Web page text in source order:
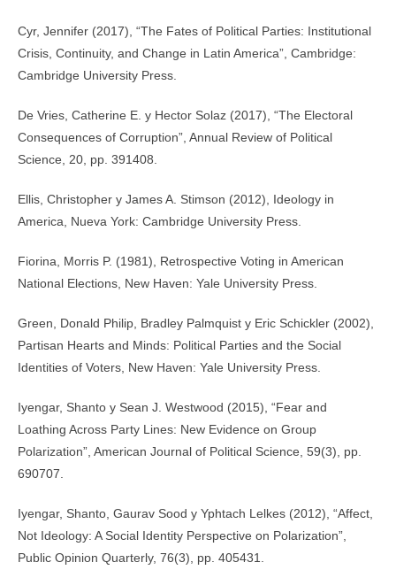
Cyr, Jennifer (2017), “The Fates of Political Parties: Institutional
Crisis, Continuity, and Change in Latin America”, Cambridge:
Cambridge University Press.
De Vries, Catherine E. y Hector Solaz (2017), “The Electoral
Consequences of Corruption”, Annual Review of Political
Science, 20, pp. 391­408.
Ellis, Christopher y James A. Stimson (2012), Ideology in
America, Nueva York: Cambridge University Press.
Fiorina, Morris P. (1981), Retrospective Voting in American
National Elections, New Haven: Yale University Press.
Green, Donald Philip, Bradley Palmquist y Eric Schickler (2002),
Partisan Hearts and Minds: Political Parties and the Social
Identities of Voters, New Haven: Yale University Press.
Iyengar, Shanto y Sean J. Westwood (2015), “Fear and
Loathing Across Party Lines: New Evidence on Group
Polarization”, American Journal of Political Science, 59(3), pp.
690­707.
Iyengar, Shanto, Gaurav Sood y Yphtach Lelkes (2012), “Affect,
Not Ideology: A Social Identity Perspective on Polarization”,
Public Opinion Quarterly, 76(3), pp. 405­431.